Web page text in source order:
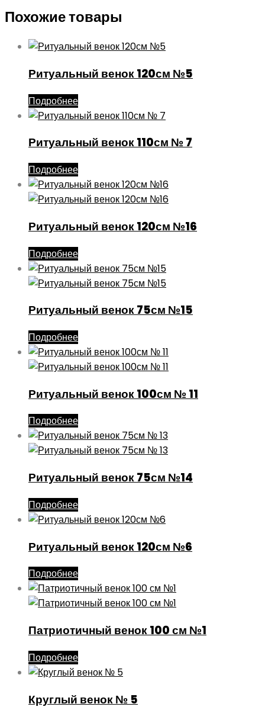
Похожие товары
Ритуальный венок 120см №5
Подробнее
Ритуальный венок 110см № 7
Подробнее
Ритуальный венок 120см №16
Подробнее
Ритуальный венок 75см №15
Подробнее
Ритуальный венок 100см № 11
Подробнее
Ритуальный венок 75см №14
Подробнее
Ритуальный венок 120см №6
Подробнее
Патриотичный венок 100 см №1
Подробнее
Круглый венок № 5